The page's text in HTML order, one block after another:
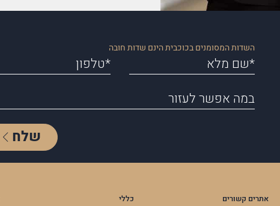
השדות המסומנים בכוכבית הינם שדות חובה
שלח
אתרים קשורים
כללי